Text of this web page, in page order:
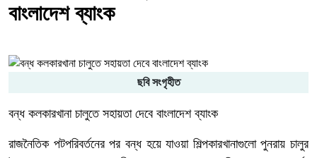
বাংলাদেশ ব্যাংক
ছবি সংগৃহীত
বন্ধ কলকারখানা চালুতে সহায়তা দেবে বাংলাদেশ ব্যাংক
রাজনৈতিক পটপরিবর্তনের পর বন্ধ হয়ে যাওয়া শিল্পকারখানাগুলো পুনরায় চালুর